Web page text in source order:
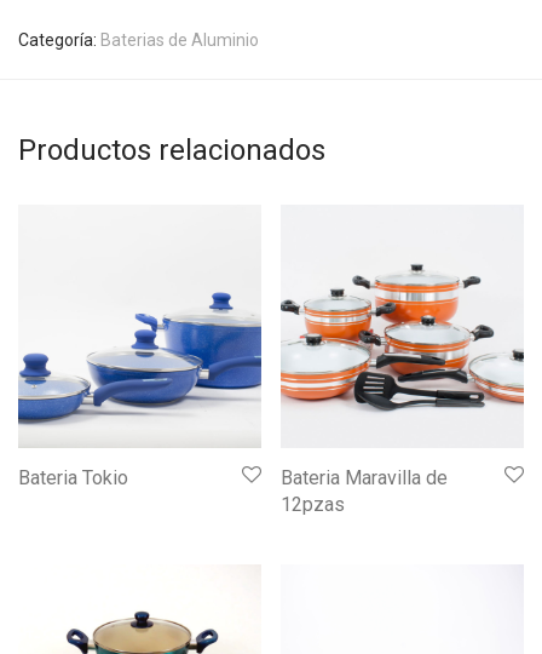
Categoría: Baterias de Aluminio
Productos relacionados
Bateria Tokio
Bateria Maravilla de
12pzas